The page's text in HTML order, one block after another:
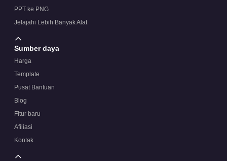
PPT ke PNG
Jelajahi Lebih Banyak Alat
Sumber daya
Harga
Template
Pusat Bantuan
Blog
Fitur baru
Afiliasi
Kontak